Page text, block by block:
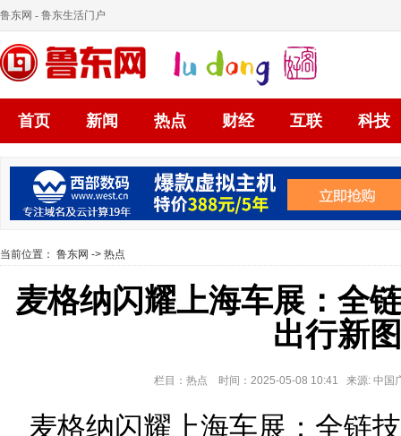
鲁东网 - 鲁东生活门户
首页 新闻 热点 财经 互联 科技
当前位置： 鲁东网 -> 热点
麦格纳闪耀上海车展：全
出行新
栏目：热点 时间：2025-05-08 10:41 来源: 中国
麦格纳闪耀上海车展：全链